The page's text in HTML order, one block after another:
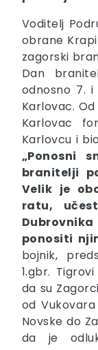
Voditelj
obrane
zagorski
Dan
odnosno 7.
Karlovac.
Karlovac
Karlovcu i
„Ponosni
branitelji
Velik je
ratu,
ponositi
bojnik,
1.gbr. Tigrovi
da su
od
Novske do
da je